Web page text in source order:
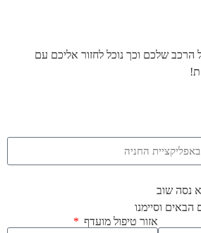
שלכם וכך נוכל לחזור אליכם עם
נסה שוב
וסיימנו
אזור טיפול מועדף